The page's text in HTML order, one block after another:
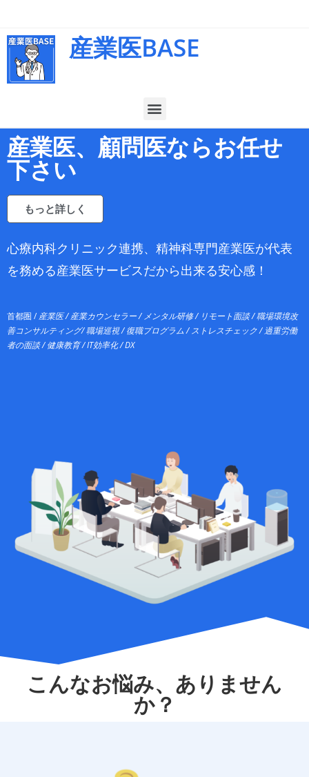
産業医BASE
Home
産業医、顧問医ならお任せ
下さい
もっと詳しく
心療内科クリニック連携、精神科専門産業医が代表
を務める産業医サービスだから出来る安心感！
首都圏 / 産業医 / 産業カウンセラー / メンタル研修 / リモート面談 / 職場環境改
善コンサルティング/ 職場巡視 / 復職プログラム / ストレスチェック / 過重労働
者の面談 / 健康教育 / IT効率化 / DX
こんなお悩み、ありません
か？